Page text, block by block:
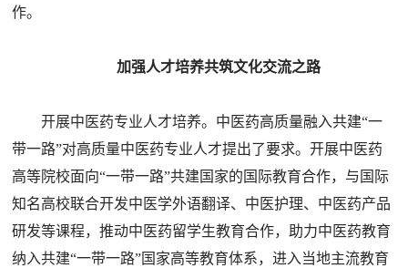
作。
加强人才培养共筑文化交流之路
开展中医药专业人才培养。中医药高质量融入共建“一
带一路”对高质量中医药专业人才提出了要求。开展中医药
高等院校面向“一带一路”共建国家的国际教育合作，与国际
知名高校联合开发中医学外语翻译、中医护理、中医药产品
研发等课程，推动中医药留学生教育合作，助力中医药教育
纳入共建“一带一路”国家高等教育体系，进入当地主流教育